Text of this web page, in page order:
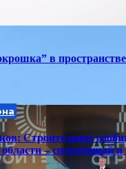
в
Строительное
– сплочённый